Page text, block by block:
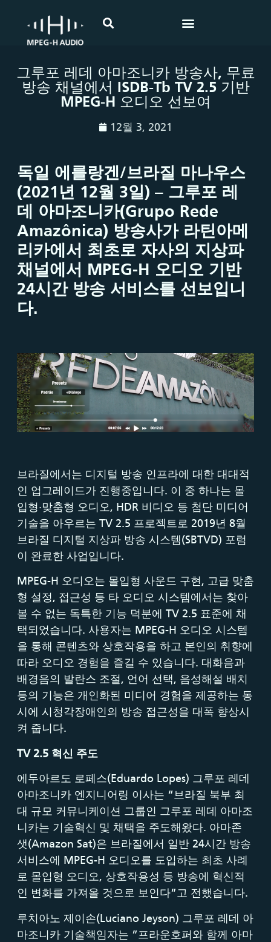
그루포 레데 아마조니카 방송사, 무료
방송 채널에서 ISDB-Tb TV 2.5 기반
MPEG-H 오디오 선보여
12월 3, 2021
독일 에를랑겐/브라질 마나우스
(2021 년 12월 3일) – 그루포 레
데
아마조니카(Grupo Rede
Amazônica) 방송사가 라틴아메
리카에서 최초로 자사의 지상파
채널에서 MPEG-H 오디오 기반
24시간 방송 서비스를 선보입니
다.
브라질에서는 디지털 방송 인프라에 대한 대대적
인 업그레이드가 진행중입니다. 이 중 하나는 몰
입형∙맞춤형 오디오, HDR 비디오 등 첨단 미디어
기술을 아우르는 TV 2.5 프로젝트로 2019년 8월
브라질 디지털 지상파 방송 시스템(SBTVD) 포럼
이 완료한 사업입니다.
MPEG-H 오디오는 몰입형 사운드 구현, 고급 맞춤
형 설정, 접근성 등 타 오디오 시스템에서는 찾아
볼 수 없는 독특한 기능 덕분에 TV 2.5 표준에 채
택되었습니다. 사용자는 MPEG-H 오디오 시스템
을 통해 콘텐츠와 상호작용을 하고 본인의 취향에
따라 오디오 경험을 즐길 수 있습니다. 대화음과
배경음의 발란스 조절, 언어 선택, 음성해설 배치
등의 기능은 개인화된 미디어 경험을 제공하는 동
시에 시청각장애인의 방송 접근성을 대폭 향상시
켜 줍니다.
TV 2.5 혁신 주도
에두아르도 로페스(Eduardo Lopes) 그루포 레데
아마조니카 엔지니어링 이사는 “브라질 북부 최
대 규모 커뮤니케이션 그룹인 그루포 레데 아마조
니카는 기술혁신 및 채택을 주도해왔다. 아마존
샛(Amazon Sat)은 브라질에서 일반 24시간 방송
서비스에 MPEG-H 오디오를 도입하는 최초 사례
로 몰입형 오디오, 상호작용성 등 방송에 혁신적
인 변화를 가져올 것으로 보인다”고 전했습니다.
루치아노 제이손(Luciano Jeyson) 그루포 레데 아
마조니카 기술책임자는 ”프라운호퍼와 함께 아마